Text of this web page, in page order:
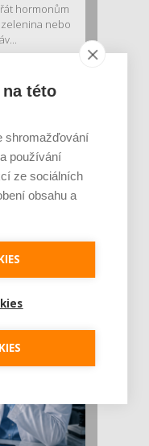
hormonům
nebo
po něm a ve
rezonuje
této
shromažďování
používání
ze sociálních
obsahu a